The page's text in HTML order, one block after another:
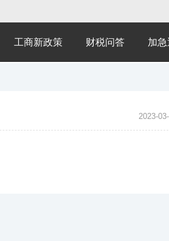
工商新政策 财税问答 加
2023-